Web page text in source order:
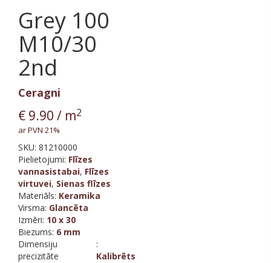
Grey 100
M10/30
2nd
Ceragni
€ 9.90 / m2
ar PVN 21%
SKU: 81210000
Pielietojumi: Flīzes
vannasistabai, Flīzes
virtuvei, Sienas flīzes
Materiāls: Keramika
Virsma: Glancēta
Izmēri: 10 x 30
Biezums: 6 mm
Dimensiju
precizitāte
:
Kalibrēts